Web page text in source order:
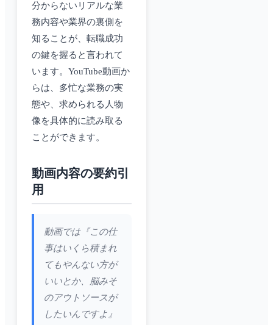
分からないリアルな業
務内容や業界の裏側を
知ることが、転職成功
の鍵を握ると言われて
います。YouTube動画か
らは、多忙な業務の実
態や、求められる人物
像を具体的に読み取る
ことができます。
動画内容の要約引
用
動画では『この仕
事はいくら積まれ
てもやんない方が
いいとか、脳みそ
のアウトソースが
したいんですよ』